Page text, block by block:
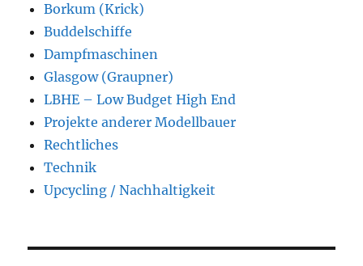
Borkum (Krick)
Buddelschiffe
Dampfmaschinen
Glasgow (Graupner)
LBHE – Low Budget High End
Projekte anderer Modellbauer
Rechtliches
Technik
Upcycling / Nachhaltigkeit